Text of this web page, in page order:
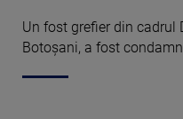
Un fost grefier din cadrul
Botoșani, a fost